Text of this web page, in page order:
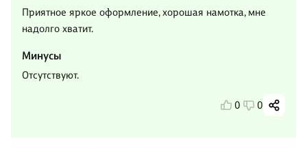
Приятное яркое оформление, хорошая намотка, мне
надолго хватит.
Минусы
Отсутствуют.
0 0